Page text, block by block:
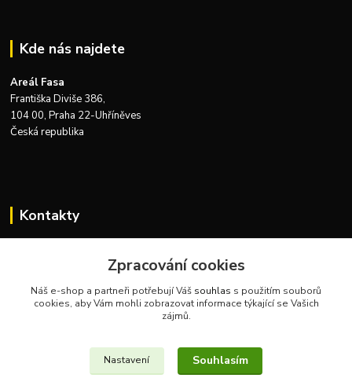
Kde nás najdete
Areál Fasa
Františka Diviše 386,
104 00, Praha 22-Uhříněves
Česká republika
Kontakty
+420 732 915 376
info@zeustechnics.cz
Zpracování cookies
Náš e-shop a partneři potřebují Váš souhlas s použitím souborů
cookies, aby Vám mohli zobrazovat informace týkající se Vašich
zájmů.
Nastavení Souhlasím